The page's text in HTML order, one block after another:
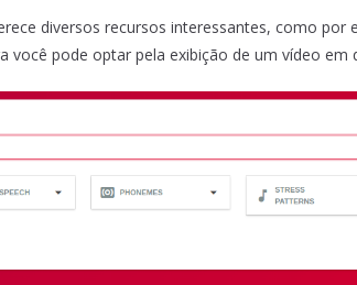
diversos recursos interessantes, como por
você pode optar pela exibição de um vídeo em